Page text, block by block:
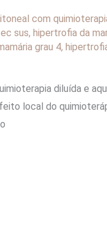
com
sus, hipertrofia da
grau 4,
diluída e
local do